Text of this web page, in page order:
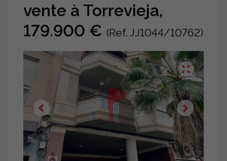
vente à Torrevieja,
179.900 € (Ref. JJ1044/10762)